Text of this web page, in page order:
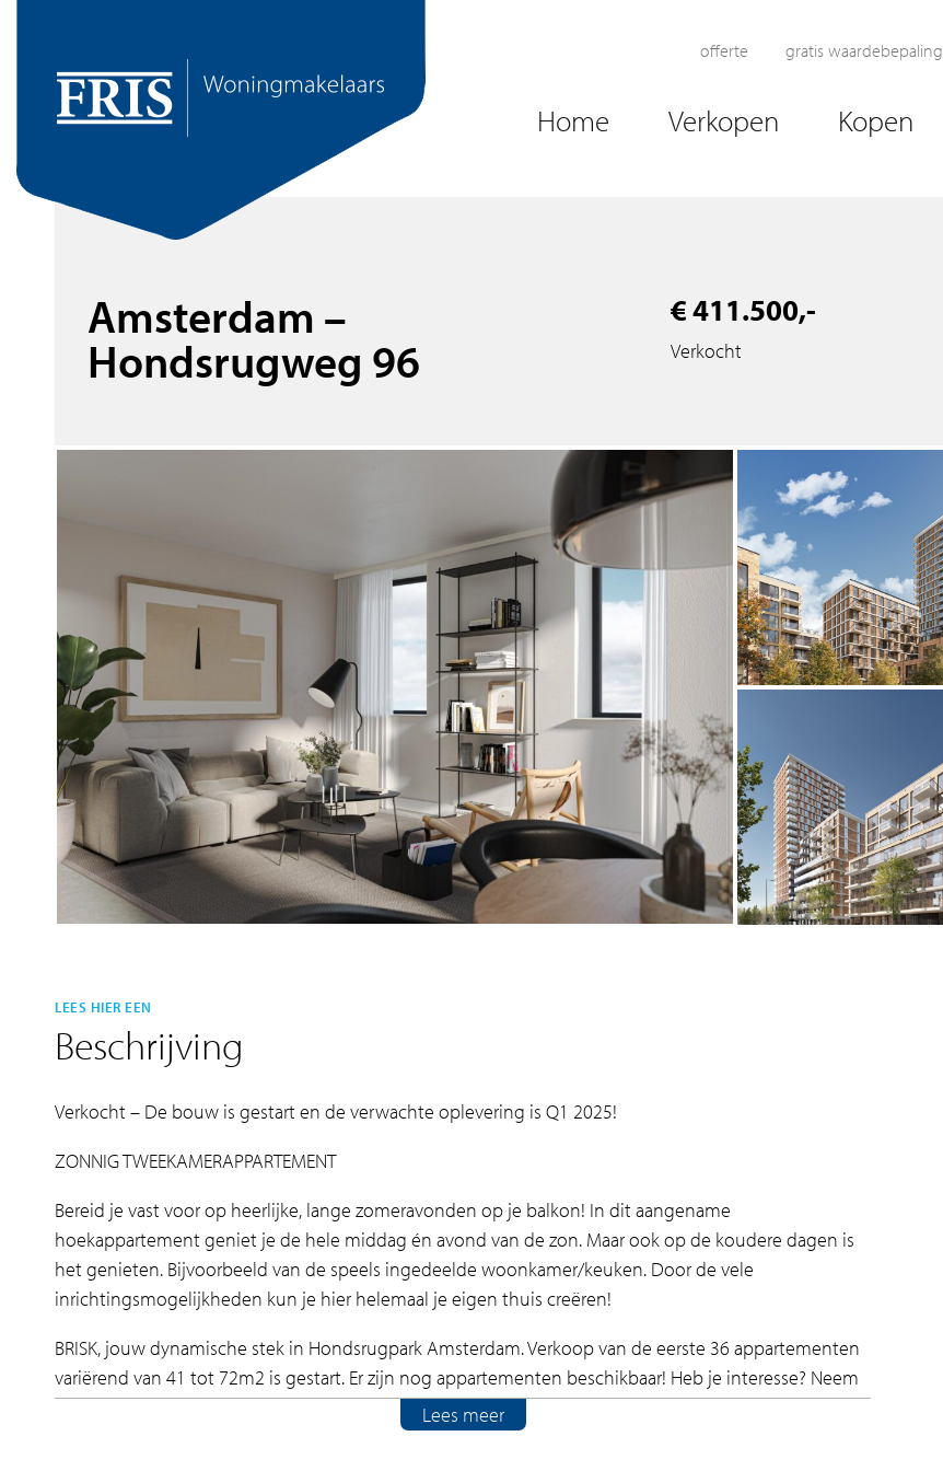
offerte gratis waardebepaling
Home Verkopen Kopen
Amsterdam –
Hondsrugweg 96
€ 411.500,-
Verkocht
LEES HIER EEN
Beschrijving
Verkocht – De bouw is gestart en de verwachte oplevering is Q1 2025!
ZONNIG TWEEKAMERAPPARTEMENT
Bereid je vast voor op heerlijke, lange zomeravonden op je balkon! In dit aangename
hoekappartement geniet je de hele middag én avond van de zon. Maar ook op de koudere dagen is
het genieten. Bijvoorbeeld van de speels ingedeelde woonkamer/keuken. Door de vele
inrichtingsmogelijkheden kun je hier helemaal je eigen thuis creëren!
BRISK, jouw dynamische stek in Hondsrugpark Amsterdam. Verkoop van de eerste 36 appartementen
variërend van 41 tot 72m2 is gestart. Er zijn nog appartementen beschikbaar! Heb je interesse? Neem
contact op met de makelaar of schrijf je in op de projectwebsite briskamsterdam.nl. Inschrijven doe je
in de “Mijn Omgeving” van BRISK. Wanneer je een account hebt aangemaakt kun je aangeven welk
Lees meer